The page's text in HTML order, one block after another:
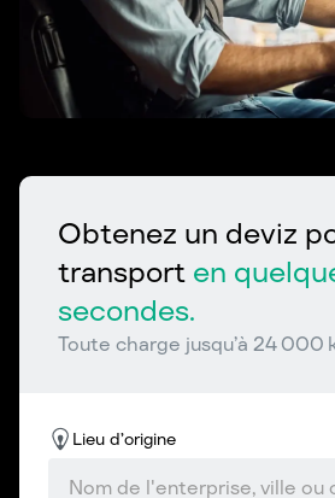
Obtenez un deviz
transport en
secondes.
Toute charge jusqu’à 24 000
Lieu d’origine